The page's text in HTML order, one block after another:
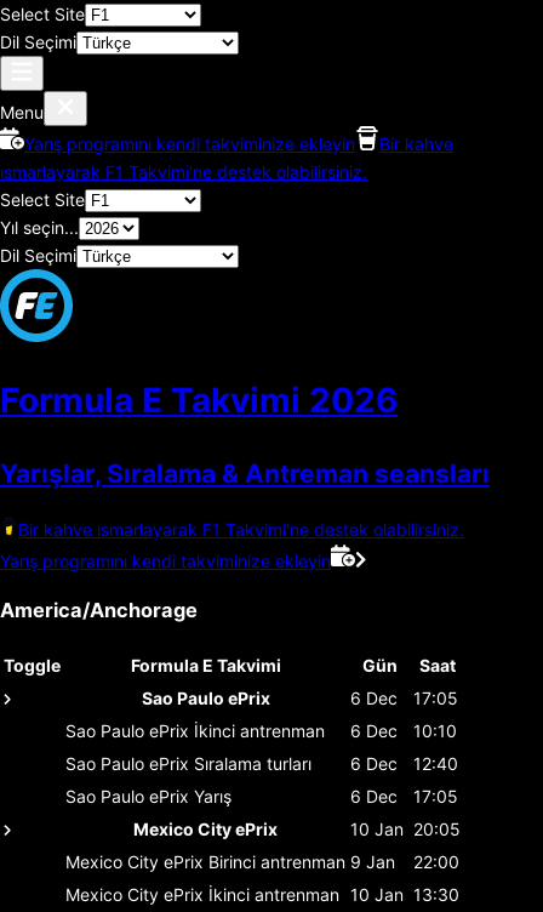
Select Site
Dil Seçimi
Menu
Yarış programını kendi takviminize ekleyin
Bir kahve
ısmarlayarak F1 Takvimi'ne destek olabilirsiniz.
Select Site
Yıl seçin...
Dil Seçimi
Formula E Takvimi 2026
Yarışlar, Sıralama & Antreman seansları
Bir kahve ısmarlayarak F1 Takvimi'ne destek olabilirsiniz.
Yarış programını kendi takviminize ekleyin
America/Anchorage
Toggle Formula E Takvimi Gün
Saat
Sao Paulo ePrix
6 Dec
17:05
Sao Paulo ePrix İkinci antrenman 6 Dec
10:10
Sao Paulo ePrix Sıralama turları 6 Dec
12:40
Sao Paulo ePrix Yarış 6 Dec
17:05
Mexico City ePrix
10 Jan 20:05
Mexico City ePrix Birinci antrenman 9 Jan
22:00
Mexico City ePrix İkinci antrenman 10 Jan 13:30